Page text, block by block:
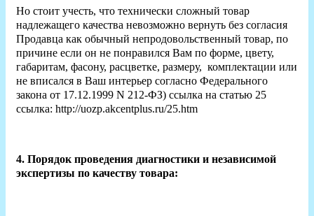
Но стоит учесть, что технически сложный товар
надлежащего качества невозможно вернуть без согласия
Продавца как обычный непродовольственный товар, по
причине если он не понравился Вам по форме, цвету,
габаритам, фасону, расцветке, размеру, комплектации или
не вписался в Ваш интерьер согласно Федерального
закона от 17.12.1999 N 212-ФЗ) ссылка на статью 25
ссылка: http://uozp.akcentplus.ru/25.htm
4. Порядок проведения диагностики и независимой
экспертизы по качеству товара: